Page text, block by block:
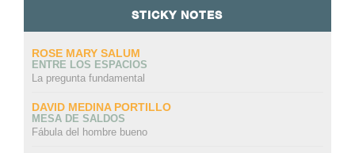
STICKY NOTES
ROSE MARY SALUM
ENTRE LOS ESPACIOS
La pregunta fundamental
DAVID MEDINA PORTILLO
MESA DE SALDOS
Fábula del hombre bueno